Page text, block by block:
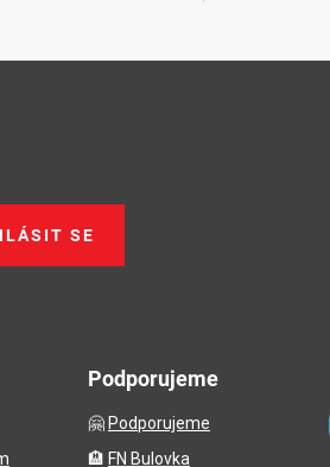
SE
Podporujeme
🤗 Podporujeme
🏨 FN Bulovka